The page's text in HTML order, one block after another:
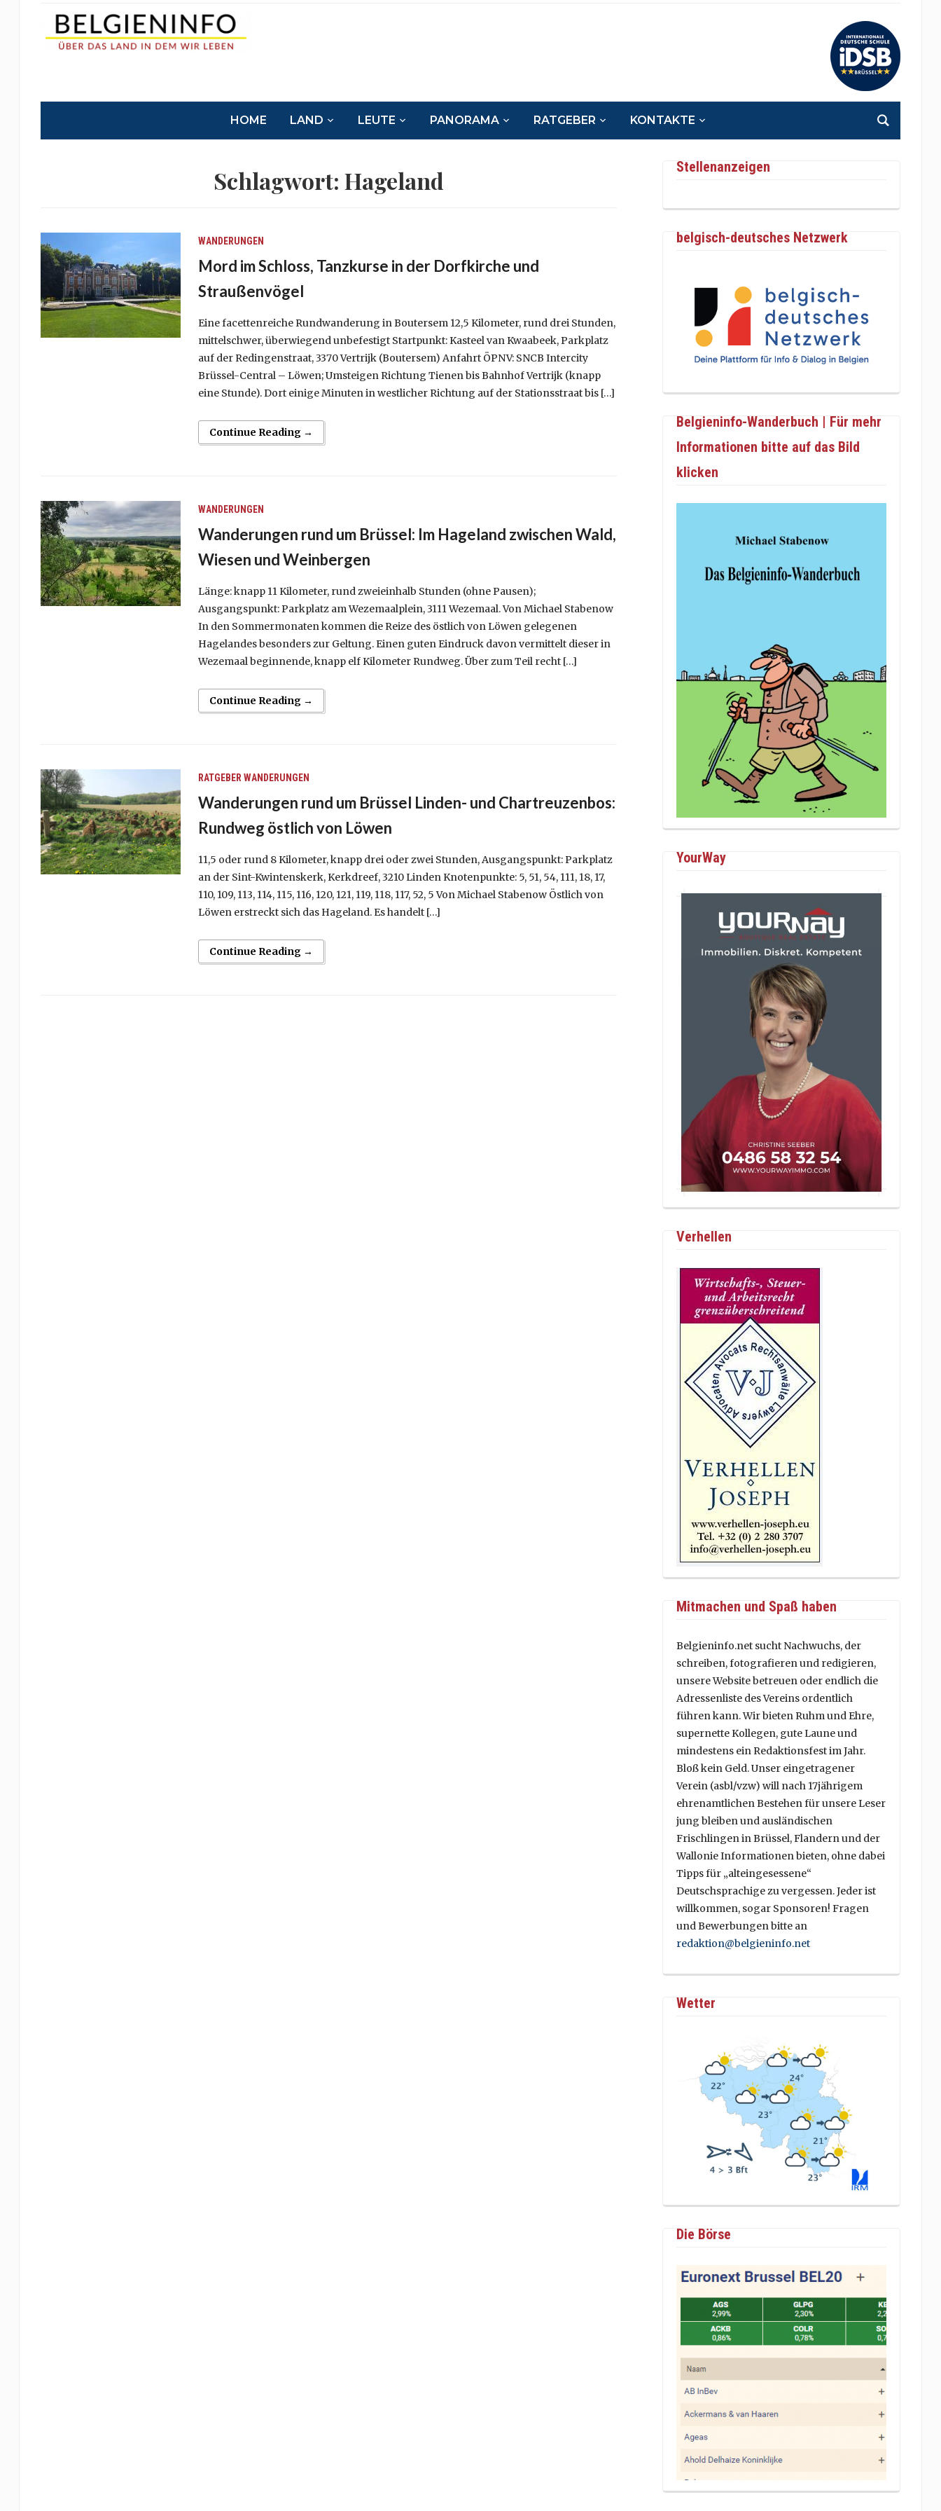
HOME LAND LEUTE PANORAMA RATGEBER KONTAKTE
Schlagwort: Hageland
WANDERUNGEN
Mord im Schloss, Tanzkurse in der Dorfkirche und
Straußenvögel
Eine facettenreiche Rundwanderung in Boutersem 12,5 Kilometer, rund drei Stunden,
mittelschwer, überwiegend unbefestigt Startpunkt: Kasteel van Kwaabeek, Parkplatz
auf der Redingenstraat, 3370 Vertrijk (Boutersem) Anfahrt ÖPNV: SNCB Intercity
Brüssel-Central – Löwen; Umsteigen Richtung Tienen bis Bahnhof Vertrijk (knapp
eine Stunde). Dort einige Minuten in westlicher Richtung auf der Stationsstraat bis […]
Continue Reading →
WANDERUNGEN
Wanderungen rund um Brüssel: Im Hageland zwischen Wald,
Wiesen und Weinbergen
Länge: knapp 11 Kilometer, rund zweieinhalb Stunden (ohne Pausen);
Ausgangspunkt: Parkplatz am Wezemaalplein, 3111 Wezemaal. Von Michael Stabenow
In den Sommermonaten kommen die Reize des östlich von Löwen gelegenen
Hagelandes besonders zur Geltung. Einen guten Eindruck davon vermittelt dieser in
Wezemaal beginnende, knapp elf Kilometer Rundweg. Über zum Teil recht […]
Continue Reading →
RATGEBER WANDERUNGEN
Wanderungen rund um Brüssel Linden- und Chartreuzenbos:
Rundweg östlich von Löwen
11,5 oder rund 8 Kilometer, knapp drei oder zwei Stunden, Ausgangspunkt: Parkplatz
an der Sint-Kwintenskerk, Kerkdreef, 3210 Linden Knotenpunkte: 5, 51, 54, 111, 18, 17,
110, 109, 113, 114, 115, 116, 120, 121, 119, 118, 117, 52, 5 Von Michael Stabenow Östlich von
Löwen erstreckt sich das Hageland. Es handelt […]
Continue Reading →
Stellenanzeigen
belgisch-deutsches Netzwerk
Belgieninfo-Wanderbuch | Für mehr
Informationen bitte auf das Bild
klicken
YourWay
Verhellen
Mitmachen und Spaß haben
Belgieninfo.net sucht Nachwuchs, der
schreiben, fotografieren und redigieren,
unsere Website betreuen oder endlich die
Adressenliste des Vereins ordentlich
führen kann. Wir bieten Ruhm und Ehre,
supernette Kollegen, gute Laune und
mindestens ein Redaktionsfest im Jahr.
Bloß kein Geld. Unser eingetragener
Verein (asbl/vzw) will nach 17jährigem
ehrenamtlichen Bestehen für unsere Leser
jung bleiben und ausländischen
Frischlingen in Brüssel, Flandern und der
Wallonie Informationen bieten, ohne dabei
Tipps für „alteingesessene“
Deutschsprachige zu vergessen. Jeder ist
willkommen, sogar Sponsoren! Fragen
und Bewerbungen bitte an
redaktion@belgieninfo.net
Wetter
Die Börse